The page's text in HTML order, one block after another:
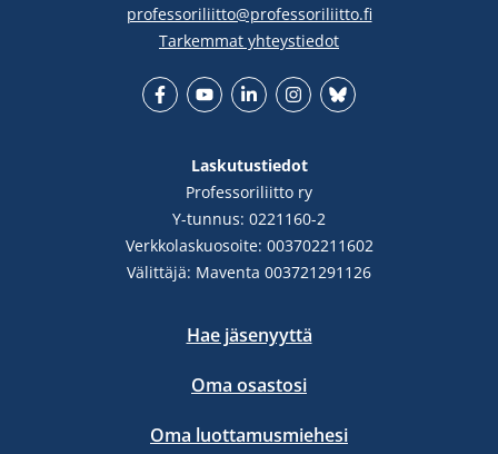
professoriliitto@professoriliitto.fi
Tarkemmat yhteystiedot
Laskutustiedot
Professoriliitto ry
Y-tunnus: 0221160-2
Verkkolaskuosoite: 003702211602
Välittäjä: Maventa 003721291126
Hae jäsenyyttä
Oma osastosi
Oma luottamusmiehesi